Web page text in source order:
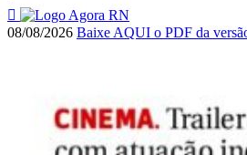
08/08/2026 Baixe AQUI o PDF da